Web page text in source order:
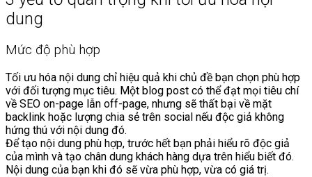
dung
Mức độ phù hợp
Tối ưu hóa nội dung chỉ hiệu quả khi chủ đề bạn chọn phù hợp
với đối tượng mục tiêu. Một blog post có thể đạt mọi tiêu chí
về SEO on-page lẫn off-page, nhưng sẽ thất bại về mặt
backlink hoặc lượng chia sẻ trên social nếu độc giả không
hứng thú với nội dung đó.
Để tạo nội dung phù hợp, trước hết bạn phải hiểu rõ độc giả
của mình và tạo chân dung khách hàng dựa trên hiểu biết đó.
Nội dung của bạn khi đó sẽ vừa phù hợp, vừa có giá trị.